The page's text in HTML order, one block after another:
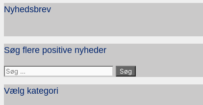
Nyhedsbrev
Søg flere positive nyheder
Søg
efter:
Vælg kategori